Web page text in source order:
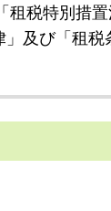
租税特別措
及び「租